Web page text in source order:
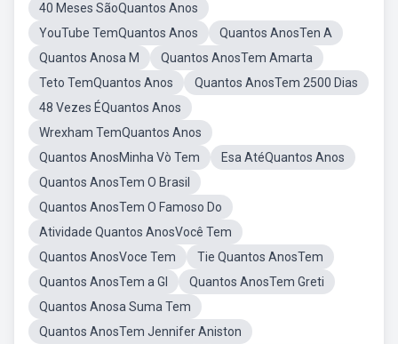
40 Meses SãoQuantos Anos
YouTube TemQuantos Anos
Quantos AnosTen A
Quantos Anosa M
Quantos AnosTem Amarta
Teto TemQuantos Anos
Quantos AnosTem 2500 Dias
48 Vezes ÉQuantos Anos
Wrexham TemQuantos Anos
Quantos AnosMinha Vò Tem
Esa AtéQuantos Anos
Quantos AnosTem O Brasil
Quantos AnosTem O Famoso Do
Atividade Quantos AnosVocê Tem
Quantos AnosVoce Tem
Tie Quantos AnosTem
Quantos AnosTem a GI
Quantos AnosTem Greti
Quantos Anosa Suma Tem
Quantos AnosTem Jennifer Aniston